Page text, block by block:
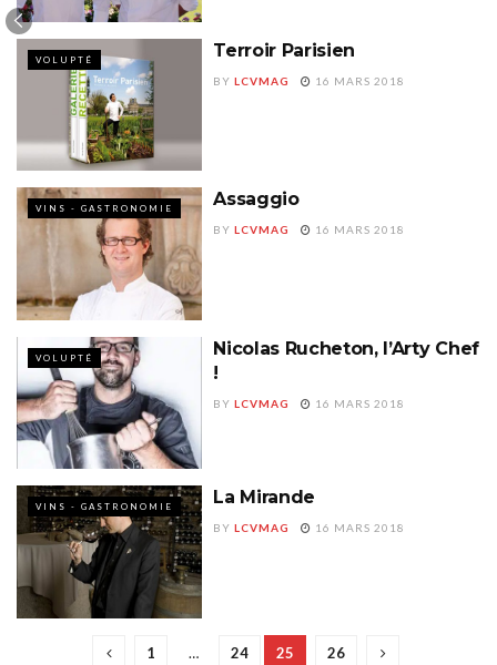
VOLUPTÉ Terroir Parisien
BY LCVMAG 16 MARS 2018
VINS - GASTRONOMIE Assaggio
BY LCVMAG 16 MARS 2018
VOLUPTÉ
Nicolas Rucheton, l’Arty Chef
!
BY LCVMAG 16 MARS 2018
VINS - GASTRONOMIE La Mirande
BY LCVMAG 16 MARS 2018
1 … 24 25 26